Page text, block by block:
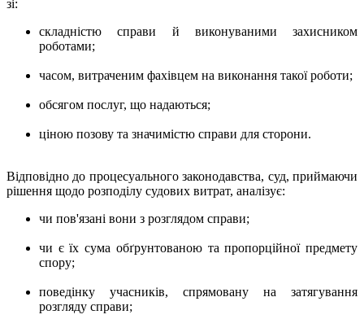
зі:
складністю справи й виконуваними захисником
роботами;
часом, витраченим фахівцем на виконання такої роботи;
обсягом послуг, що надаються;
ціною позову та значимістю справи для сторони.
Відповідно до процесуального законодавства, суд, приймаючи
рішення щодо розподілу судових витрат, аналізує:
чи пов'язані вони з розглядом справи;
чи є їх сума обґрунтованою та пропорційної предмету
спору;
поведінку учасників, спрямовану на затягування
розгляду справи;